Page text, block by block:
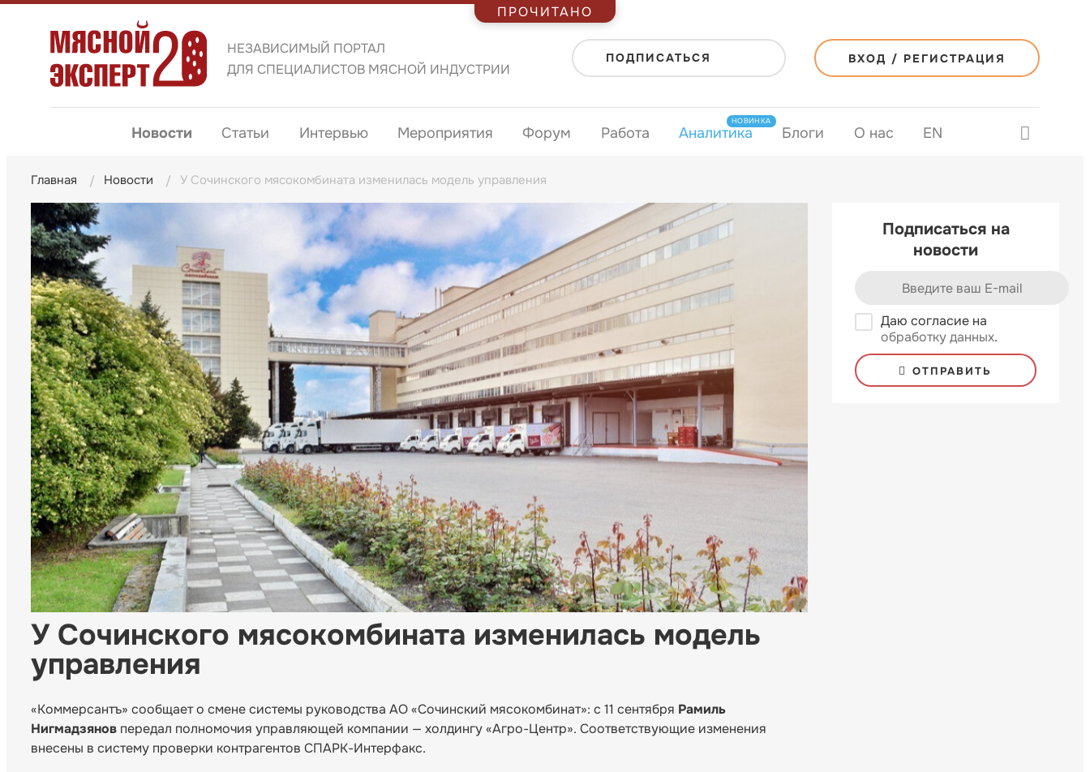
НЕЗАВИСИМЫЙ ПОРТАЛ
ДЛЯ СПЕЦИАЛИСТОВ МЯСНОЙ ИНДУСТРИИ
ПОДПИСАТЬСЯ ВХОД / РЕГИСТРАЦИЯ
Новости Статьи Интервью Мероприятия Форум Работа Аналитика
НОВИНКА
Блоги О нас EN
Главная Новости У Сочинского мясокомбината изменилась модель управления
У Сочинского мясокомбината изменилась модель
управления
«Коммерсантъ» сообщает о смене системы руководства АО «Сочинский мясокомбинат»: с 11 сентября Рамиль
Нигмадзянов передал полномочия управляющей компании — холдингу «Агро-Центр». Соответствующие изменения
внесены в систему проверки контрагентов СПАРК-Интерфакс.
Подписаться на
новости
Даю согласие на
обработку данных.
ОТПРАВИТЬ
ПРОЧИТАНО